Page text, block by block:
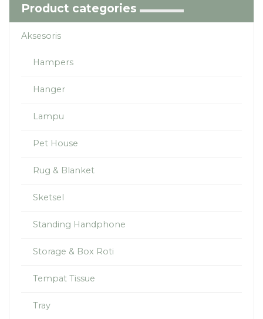
Product categories
Aksesoris
Hampers
Hanger
Lampu
Pet House
Rug & Blanket
Sketsel
Standing Handphone
Storage & Box Roti
Tempat Tissue
Tray